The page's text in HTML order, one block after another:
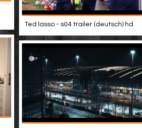
Ted lasso - s04 trailer (deutsch) hd